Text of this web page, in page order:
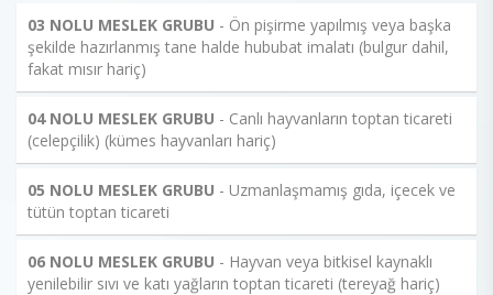
03 NOLU MESLEK GRUBU - Ön pişirme yapılmış veya başka
şekilde hazırlanmış tane halde hububat imalatı (bulgur dahil,
fakat mısır hariç)
04 NOLU MESLEK GRUBU - Canlı hayvanların toptan ticareti
(celepçilik) (kümes hayvanları hariç)
05 NOLU MESLEK GRUBU - Uzmanlaşmamış gıda, içecek ve
tütün toptan ticareti
06 NOLU MESLEK GRUBU - Hayvan veya bitkisel kaynaklı
yenilebilir sıvı ve katı yağların toptan ticareti (tereyağ hariç)